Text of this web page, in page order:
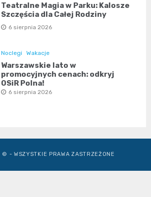
Teatralne Magia w Parku: Kalosze
Szczęścia dla Całej Rodziny
6 sierpnia 2026
Noclegi Wakacje
Warszawskie lato w
promocyjnych cenach: odkryj
OSiR Polna!
6 sierpnia 2026
© - WSZYSTKIE PRAWA ZASTRZEŻONE